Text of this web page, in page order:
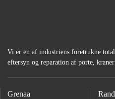
Vi er en af industriens foretrukne
eftersyn og reparation af porte,
Grenaa